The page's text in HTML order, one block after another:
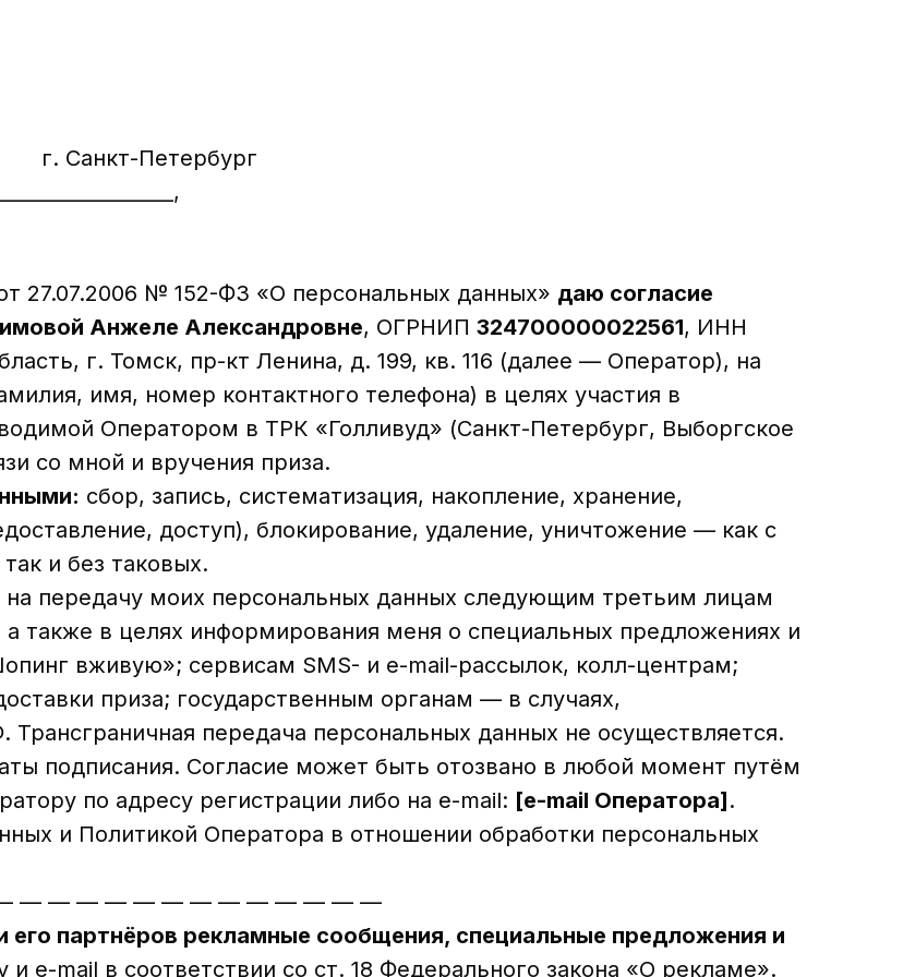
Санкт-Петербург
27.07.2006 № 152-ФЗ «О персональных данных» даю согласие
Анжеле Александровне, ОГРНИП 324700000022561, ИНН
г. Томск, пр-кт Ленина, д. 199, кв. 116 (далее — Оператор), на
имя, номер контактного телефона) в целях участия в
Оператором в ТРК «Голливуд» (Санкт-Петербург, Выборгское
со мной и вручения приза.
сбор, запись, систематизация, накопление, хранение,
доступ), блокирование, удаление, уничтожение — как с
и без таковых.
на передачу моих персональных данных следующим третьим лицам
также в целях информирования меня о специальных предложениях и
вживую»; сервисам SMS- и e-mail-рассылок, колл-центрам;
приза; государственным органам — в случаях,
передача персональных данных не осуществляется.
подписания. Согласие может быть отозвано в любой момент путём
по адресу регистрации либо на e-mail: [e-mail Оператора].
и Политикой Оператора в отношении обработки персональных
— — — — — — — — — — — — —
его партнёров рекламные сообщения, специальные предложения и
и e-mail в соответствии со ст. 18 Федерального закона «О рекламе».